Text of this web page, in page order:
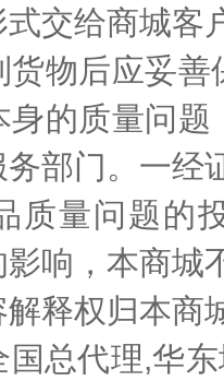
交给商城客
货物后应妥
身的质量问
部门。一经
质量问题的
响，本商城
解释权归本商
国总代理,华